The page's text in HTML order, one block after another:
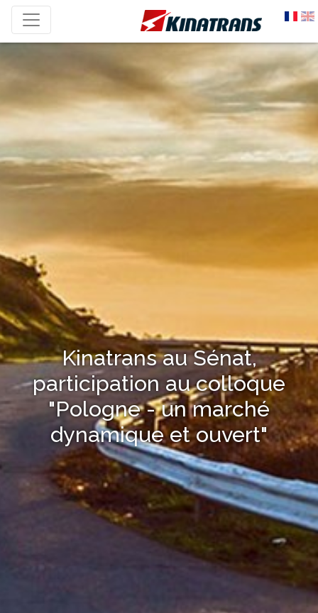
Kinatrans au Sénat,
participation au colloque
"Pologne - un marché
dynamique et ouvert"